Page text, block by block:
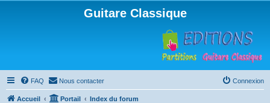
Guitare Classique
FAQ Nous contacter Connexion
Accueil Portail Index du forum